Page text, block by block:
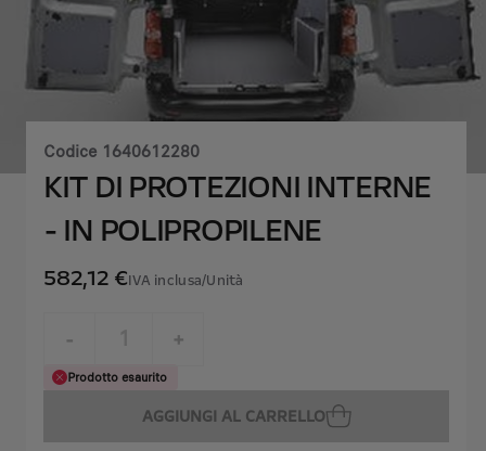
Codice 1640612280
KIT DI PROTEZIONI INTERNE
- IN POLIPROPILENE
582,12 €IVA inclusa/Unità
-
+
Q
Prodotto esaurito
AGGIUNGI AL CARRELLO